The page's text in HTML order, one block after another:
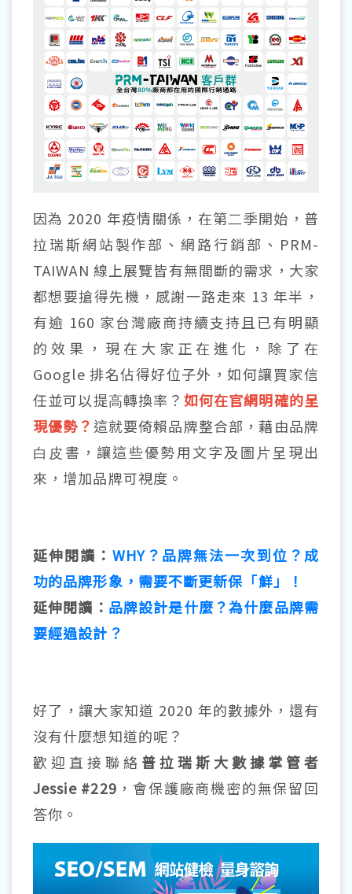
因為 2020 年疫情關係，在第⼆季開始，普
拉瑞斯網站製作部 、網路行銷部 、 PRM-
TAIWAN 線上展覽皆有無間斷的需求，大家
都想要搶得先機，感謝⼀路走來 13 年半，
有逾 160 家台灣廠商持續支持且已有明顯
的效果，現在大家正在進化，除了在
Google 排名佔得好位子外，如何讓買家信
任並可以提⾼轉換率？ 如何在官網明確的呈
現優勢？ 這就要倚賴品牌整合部 ，藉由品牌
⽩⽪書，讓這些優勢⽤⽂字及圖⽚呈現出
來，增加品牌可視度。
延伸閱讀： WHY？品牌無法⼀次到位？成
功的品牌形象，需要不斷更新保「鮮」！
延伸閱讀： 品牌設計是什麼？為什麼品牌需
要經過設計？
好了，讓大家知道 2020 年的數據外，還有
沒有什麼想知道的呢？
歡迎直接聯絡 普拉瑞斯大數據掌管者
Jessie #229 ，會保護廠商機密的無保留回
答你。